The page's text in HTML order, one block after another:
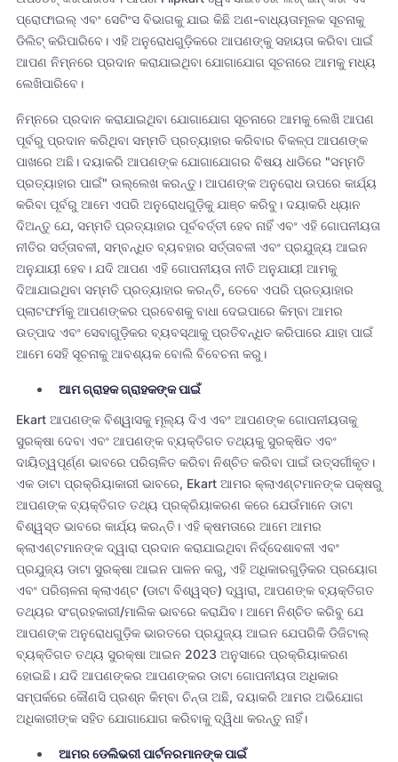
ପ୍ରୋଫାଇଲ୍ ଏବଂ ସେଟିଂସ ବିଭାଗକୁ ଯାଇ କିଛି ଅଣ-ବାଧ୍ୟତାମୂଳକ ସୂଚନାକୁ
ଡିଲିଟ୍ କରିପାରିବେ। ଏହି ଅନୁରୋଧଗୁଡ଼ିକରେ ଆପଣଙ୍କୁ ସହାୟତା କରିବା ପାଇଁ
ଆପଣ ନିମ୍ନରେ ପ୍ରଦାନ କରାଯାଇଥିବା ଯୋଗାଯୋଗ ସୂଚନାରେ ଆମକୁ ମଧ୍ୟ
ଲେଖିପାରିବେ।
ନିମ୍ନରେ ପ୍ରଦାନ କରାଯାଇଥିବା ଯୋଗାଯୋଗ ସୂଚନାରେ ଆମକୁ ଲେଖି ଆପଣ
ପୂର୍ବରୁ ପ୍ରଦାନ କରିଥିବା ସମ୍ମତି ପ୍ରତ୍ୟାହାର କରିବାର ବିକଳ୍ପ ଆପଣଙ୍କ
ପାଖରେ ଅଛି। ଦୟାକରି ଆପଣଙ୍କ ଯୋଗାଯୋଗର ବିଷୟ ଧାଡିରେ "ସମ୍ମତି
ପ୍ରତ୍ୟାହାର ପାଇଁ" ଉଲ୍ଲେଖ କରନ୍ତୁ। ଆପଣଙ୍କ ଅନୁରୋଧ ଉପରେ କାର୍ଯ୍ୟ
କରିବା ପୂର୍ବରୁ ଆମେ ଏପରି ଅନୁରୋଧଗୁଡ଼ିକୁ ଯାଞ୍ଚ କରିବୁ। ଦୟାକରି ଧ୍ୟାନ
ଦିଅନ୍ତୁ ଯେ, ସମ୍ମତି ପ୍ରତ୍ୟାହାର ପୂର୍ବବର୍ତ୍ତୀ ହେବ ନାହିଁ ଏବଂ ଏହି ଗୋପନୀୟତା
ନୀତିର ସର୍ତ୍ତାବଳୀ, ସମ୍ବନ୍ଧିତ ବ୍ୟବହାର ସର୍ତ୍ତାବଳୀ ଏବଂ ପ୍ରଯୁଜ୍ୟ ଆଇନ
ଅନୁଯାୟୀ ହେବ। ଯଦି ଆପଣ ଏହି ଗୋପନୀୟତା ନୀତି ଅନୁଯାୟୀ ଆମକୁ
ଦିଆଯାଇଥିବା ସମ୍ମତି ପ୍ରତ୍ୟାହାର କରନ୍ତି, ତେବେ ଏପରି ପ୍ରତ୍ୟାହାର
ପ୍ଲାଟଫର୍ମକୁ ଆପଣଙ୍କର ପ୍ରବେଶକୁ ବାଧା ଦେଇପାରେ କିମ୍ବା ଆମର
ଉତ୍ପାଦ ଏବଂ ସେବାଗୁଡ଼ିକର ବ୍ୟବସ୍ଥାକୁ ପ୍ରତିବନ୍ଧିତ କରିପାରେ ଯାହା ପାଇଁ
ଆମେ ସେହି ସୂଚନାକୁ ଆବଶ୍ୟକ ବୋଲି ବିବେଚନା କରୁ।
ଆମ ଗ୍ରାହକ ଗ୍ରାହକଙ୍କ ପାଇଁ
Ekart ଆପଣଙ୍କ ବିଶ୍ୱାସକୁ ମୂଲ୍ୟ ଦିଏ ଏବଂ ଆପଣଙ୍କ ଗୋପନୀୟତାକୁ
ସୁରକ୍ଷା ଦେବା ଏବଂ ଆପଣଙ୍କ ବ୍ୟକ୍ତିଗତ ତଥ୍ୟକୁ ସୁରକ୍ଷିତ ଏବଂ
ଦାୟିତ୍ୱପୂର୍ଣ୍ଣ ଭାବରେ ପରିଚାଳିତ କରିବା ନିଶ୍ଚିତ କରିବା ପାଇଁ ଉତ୍ସର୍ଗୀକୃତ।
ଏକ ଡାଟା ପ୍ରକ୍ରିୟାକାରୀ ଭାବରେ, Ekart ଆମର କ୍ଲାଏଣ୍ଟମାନଙ୍କ ପକ୍ଷରୁ
ଆପଣଙ୍କ ବ୍ୟକ୍ତିଗତ ତଥ୍ୟ ପ୍ରକ୍ରିୟାକରଣ କରେ ଯେଉଁମାନେ ଡାଟା
ବିଶ୍ୱସ୍ତ ଭାବରେ କାର୍ଯ୍ୟ କରନ୍ତି। ଏହି କ୍ଷମତାରେ ଆମେ ଆମର
କ୍ଲାଏଣ୍ଟମାନଙ୍କ ଦ୍ୱାରା ପ୍ରଦାନ କରାଯାଇଥିବା ନିର୍ଦ୍ଦେଶାବଳୀ ଏବଂ
ପ୍ରଯୁଜ୍ୟ ଡାଟା ସୁରକ୍ଷା ଆଇନ ପାଳନ କରୁ, ଏହି ଅଧିକାରଗୁଡ଼ିକର ପ୍ରୟୋଗ
ଏବଂ ପରିଚାଳନା କ୍ଲାଏଣ୍ଟ (ଡାଟା ବିଶ୍ୱସ୍ତ) ଦ୍ୱାରା, ଆପଣଙ୍କ ବ୍ୟକ୍ତିଗତ
ତଥ୍ୟର ସଂଗ୍ରହକାରୀ/ମାଲିକ ଭାବରେ କରାଯିବ। ଆମେ ନିଶ୍ଚିତ କରିବୁ ଯେ
ଆପଣଙ୍କ ଅନୁରୋଧଗୁଡ଼ିକ ଭାରତରେ ପ୍ରଯୁଜ୍ୟ ଆଇନ ଯେପରିକି ଡିଜିଟାଲ୍
ବ୍ୟକ୍ତିଗତ ତଥ୍ୟ ସୁରକ୍ଷା ଆଇନ 2023 ଅନୁସାରେ ପ୍ରକ୍ରିୟାକରଣ
ହୋଇଛି। ଯଦି ଆପଣଙ୍କର ଆପଣଙ୍କର ଡାଟା ଗୋପନୀୟତା ଅଧିକାର
ସମ୍ପର୍କରେ କୌଣସି ପ୍ରଶ୍ନ କିମ୍ବା ଚିନ୍ତା ଅଛି, ଦୟାକରି ଆମର ଅଭିଯୋଗ
ଅଧିକାରୀଙ୍କ ସହିତ ଯୋଗାଯୋଗ କରିବାକୁ ଦ୍ୱିଧା କରନ୍ତୁ ନାହିଁ।
ଆମର ଡେଲିଭରୀ ପାର୍ଟନରମାନଙ୍କ ପାଇଁ